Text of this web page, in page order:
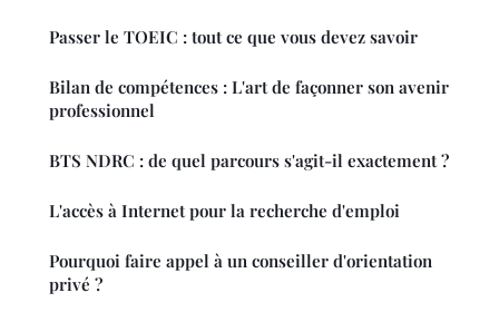
Passer le TOEIC : tout ce que vous devez savoir
Bilan de compétences : L'art de façonner son avenir
professionnel
BTS NDRC : de quel parcours s'agit-il exactement ?
L'accès à Internet pour la recherche d'emploi
Pourquoi faire appel à un conseiller d'orientation
privé ?